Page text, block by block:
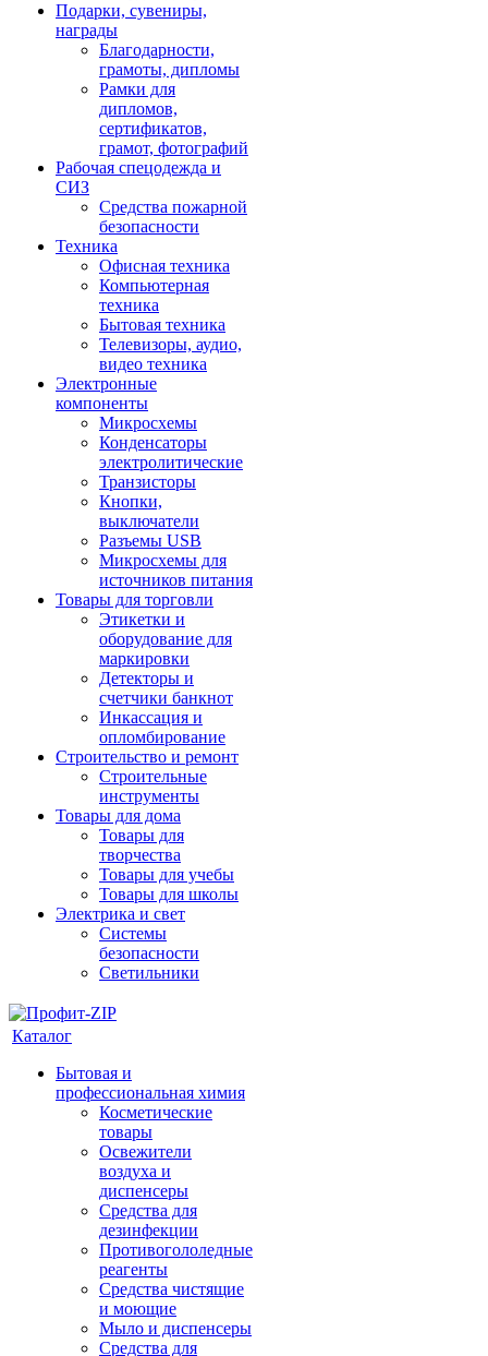
Подарки, сувениры,
награды
Благодарности,
грамоты, дипломы
Рамки для
дипломов,
сертификатов,
грамот, фотографий
Рабочая спецодежда и
СИЗ
Средства пожарной
безопасности
Техника
Офисная техника
Компьютерная
техника
Бытовая техника
Телевизоры, аудио,
видео техника
Электронные
компоненты
Микросхемы
Конденсаторы
электролитические
Транзисторы
Кнопки,
выключатели
Разъемы USB
Микросхемы для
источников питания
Товары для торговли
Этикетки и
оборудование для
маркировки
Детекторы и
счетчики банкнот
Инкассация и
опломбирование
Строительство и ремонт
Строительные
инструменты
Товары для дома
Товары для
творчества
Товары для учебы
Товары для школы
Электрика и свет
Системы
безопасности
Светильники
Каталог
Бытовая и
профессиональная химия
Косметические
товары
Освежители
воздуха и
диспенсеры
Средства для
дезинфекции
Противогололедные
реагенты
Средства чистящие
и моющие
Мыло и диспенсеры
Средства для